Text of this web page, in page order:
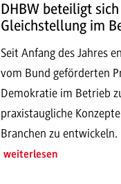
DHBW beteiligt
Gleichstellung im
Seit Anfang des Jahres
vom Bund geförderten
Demokratie im Betrieb
praxistaugliche
Branchen zu entwickeln.
weiterlesen